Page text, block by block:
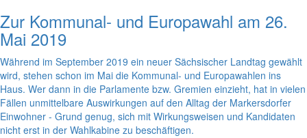
Zur Kommunal- und Europawahl am 26.
Mai 2019
Während im September 2019 ein neuer Sächsischer Landtag gewählt
wird, stehen schon im Mai die Kommunal- und Europawahlen ins
Haus. Wer dann in die Parlamente bzw. Gremien einzieht, hat in vielen
Fällen unmittelbare Auswirkungen auf den Alltag der Markersdorfer
Einwohner - Grund genug, sich mit Wirkungsweisen und Kandidaten
nicht erst in der Wahlkabine zu beschäftigen.